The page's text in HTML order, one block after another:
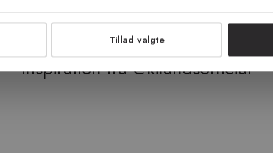
Tillad valgte
Inspiration fra @kilandsofficial
TAK!